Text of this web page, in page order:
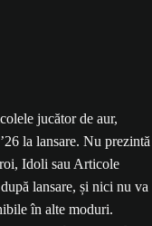
jucător de aur,
la lansare. Nu prezintă
Idoli sau Articole
lansare, și nici nu va
în alte moduri.